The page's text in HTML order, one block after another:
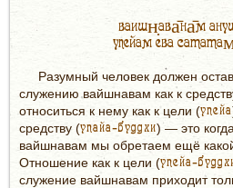
ваишн̣ава̄на̄м
упейам ева
Разумный человек должен
служению вайшнавам как к
относиться к нему как к цели (упейа
средству (упайа-буддхи) — это
вайшнавам мы обретаем ещё
Отношение как к цели (упейа-
служение вайшнавам приходит